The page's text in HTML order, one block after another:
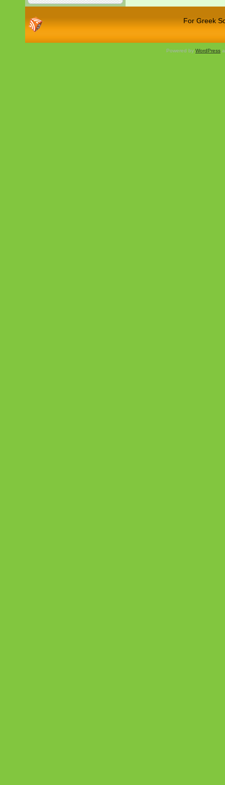
For Greek
Powered by WordPress